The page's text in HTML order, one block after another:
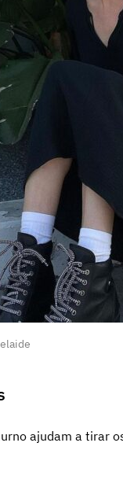
ajudam a tirar